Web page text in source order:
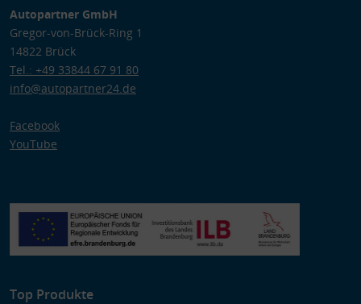
Autopartner GmbH
Gregor-von-Brück-Ring 1
14822 Brück
Tel.: +49 33844 67 91 80
info@autopartner24.de
Facebook
YouTube
Top Produkte